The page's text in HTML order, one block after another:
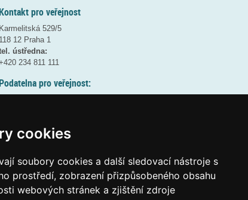
cookies
soubory cookies a další sledovací nástroje s
prostředí, zobrazení přizpůsobeného obsahu
webových stránek a zjištění zdroje
pro veřejnost
Karmelitská 529/5
118 12 Praha 1
ústředna:
234 811 111
pro veřejnost:
informací
podatelna:
gov cz